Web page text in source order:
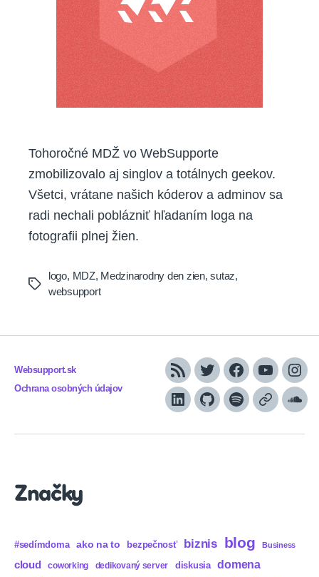
Tohoročné MDŽ vo WebSupporte
zmobilizovalo aj singlov a totálnych geekov.
Všetci, vrátane našich kóderov a adminov sa
radi nechali poblázniť hľadaním loga na
fotografii plnej žien.
Tags
logo, MDZ, Medzinarodny den zien,sutaz,
websupport
Websupport.sk
Ochrana osobných údajov
RSS TwitterFacebook
YouTube
LinkedInGitHubSpotifyApple
Značky
#sedímdoma ako na to bezpečnosť biznis blog Business
cloud coworking dedikovaný server diskusia domena